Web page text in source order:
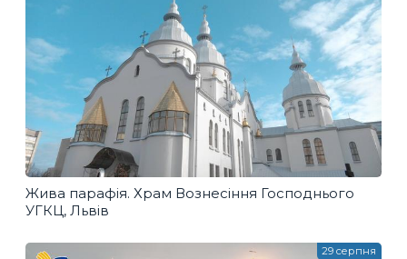
Жива парафія. Храм Вознесіння Господнього
УГКЦ, Львів
29 серпня